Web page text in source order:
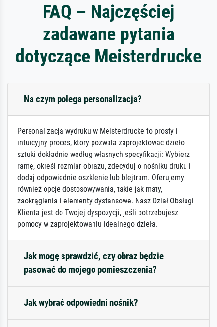
FAQ – Najczęściej
zadawane pytania
dotyczące Meisterdrucke
Na czym polega personalizacja?
Personalizacja wydruku w Meisterdrucke to prosty i
intuicyjny proces, który pozwala zaprojektować dzieło
sztuki dokładnie według własnych specyfikacji: Wybierz
ramę, określ rozmiar obrazu, zdecyduj o nośniku druku i
dodaj odpowiednie oszklenie lub blejtram. Oferujemy
również opcje dostosowywania, takie jak maty,
zaokrąglenia i elementy dystansowe. Nasz Dział Obsługi
Klienta jest do Twojej dyspozycji, jeśli potrzebujesz
pomocy w zaprojektowaniu idealnego dzieła.
Jak mogę sprawdzić, czy obraz będzie
pasować do mojego pomieszczenia?
Jak wybrać odpowiedni nośnik?